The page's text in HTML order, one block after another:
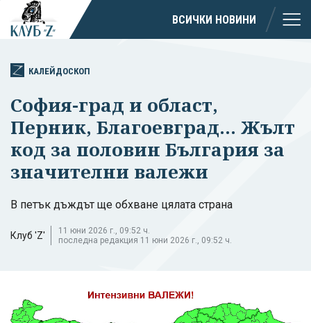
ВСИЧКИ НОВИНИ
КАЛЕЙДОСКОП
София-град и област,
Перник, Благоевград... Жълт
код за половин България за
значителни валежи
В петък дъждът ще обхване цялата страна
Клуб 'Z'
11 юни 2026 г., 09:52 ч.
последна редакция 11 юни 2026 г., 09:52 ч.